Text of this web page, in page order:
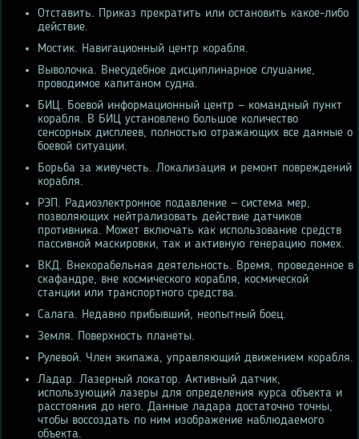
Отставить. Приказ прекратить или остановить какое-либо
действие.
Мостик. Навигационный центр корабля.
Выволочка. Внесудебное дисциплинарное слушание,
проводимое капитаном судна.
БИЦ. Боевой информационный центр — командный пункт
корабля. В БИЦ установлено большое количество
сенсорных дисплеев, полностью отражающих все данные о
боевой ситуации.
Борьба за живучесть. Локализация и ремонт повреждений
корабля.
РЭП. Радиоэлектронное подавление — система мер,
позволяющих нейтрализовать действие датчиков
противника. Может включать как использование средств
пассивной маскировки, так и активную генерацию помех.
ВКД. Внекорабельная деятельность. Время, проведенное в
скафандре, вне космического корабля, космической
станции или транспортного средства.
Салага. Недавно прибывший, неопытный боец.
Земля. Поверхность планеты.
Рулевой. Член экипажа, управляющий движением корабля.
Ладар. Лазерный локатор. Активный датчик,
использующий лазеры для определения курса объекта и
расстояния до него. Данные ладара достаточно точны,
чтобы воссоздать по ним изображение наблюдаемого
объекта.